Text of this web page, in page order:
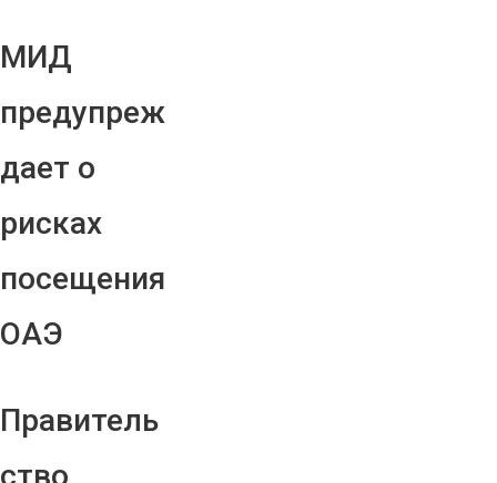
МИД
предупреж
дает о
рисках
посещения
ОАЭ
Правитель